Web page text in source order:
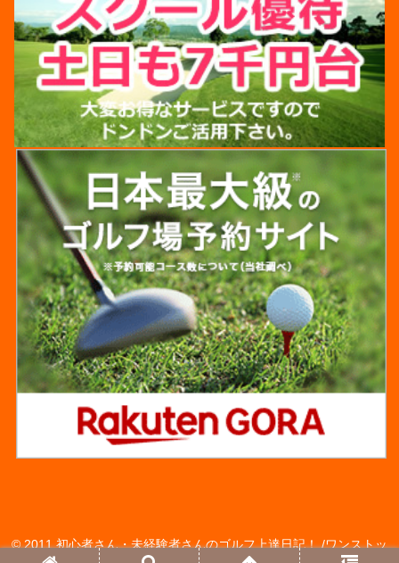
© 2011 初心者さん・未経験者さんのゴルフ上達日記！ /ワンストッ